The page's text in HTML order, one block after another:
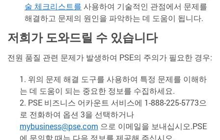
술 체크리스트를 사용하여 기술적인 관점에서 문제를
해결하고 문제의 원인을 파악하는 데 도움이 됩니다.
저희가 도와드릴 수 있습니다
전원 품질 관련 문제가 발생하여 PSE의 주의가 필요한 경우:
위의 문제 해결 도구를 사용하여 특정 문제를 이해하
는 데 도움이 되는 중요한 정보를 수집하세요.
PSE 비즈니스 어카운트 서비스에 1-888-225-5773으
로 전화하여 옵션 3을 선택하거나
mybusiness@pse.com 으로 이메일을 보내십시오.PSE
에 문의할 때는 다음 정보를 제공해 주십시오.